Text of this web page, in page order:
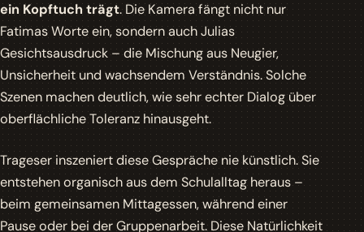
ein Kopftuch trägt. Die Kamera fängt nicht nur
Fatimas Worte ein, sondern auch Julias
Gesichtsausdruck – die Mischung aus Neugier,
Unsicherheit und wachsendem Verständnis. Solche
Szenen machen deutlich, wie sehr echter Dialog über
oberflächliche Toleranz hinausgeht.
Trageser inszeniert diese Gespräche nie künstlich. Sie
entstehen organisch aus dem Schulalltag heraus –
beim gemeinsamen Mittagessen, während einer
Pause oder bei der Gruppenarbeit. Diese Natürlichkeit